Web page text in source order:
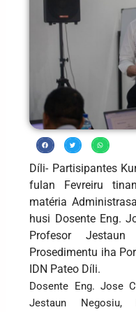
Díli- Partisipantes
fulan Fevreiru
matéria
husi Dosente Eng.
Profesor
Prosedimentu iha
IDN Pateo Díli.
Dosente Eng. Jose
Jestaun Negosiu,